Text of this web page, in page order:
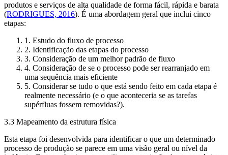
produtos e serviços de alta qualidade de forma fácil, rápida e barata
(RODRIGUES, 2016). É uma abordagem geral que inclui cinco
etapas:
1. Estudo do fluxo de processo
2. Identificação das etapas do processo
3. Consideração de um melhor padrão de fluxo
4. Consideração de se o processo pode ser rearranjado em
uma sequência mais eficiente
5. Considerar se tudo o que está sendo feito em cada etapa é
realmente necessário (e o que aconteceria se as tarefas
supérfluas fossem removidas?).
3.3 Mapeamento da estrutura física
Esta etapa foi desenvolvida para identificar o que um determinado
processo de produção se parece em uma visão geral ou nível da